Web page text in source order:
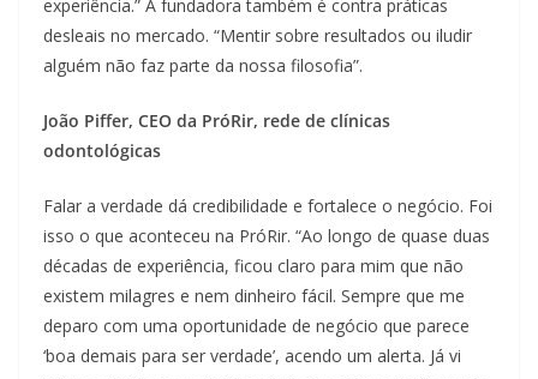
experiência.” A fundadora também é contra práticas
desleais no mercado. “Mentir sobre resultados ou iludir
alguém não faz parte da nossa filosofia”.
João Piffer, CEO da PróRir, rede de clínicas
odontológicas
Falar a verdade dá credibilidade e fortalece o negócio. Foi
isso o que aconteceu na PróRir. “Ao longo de quase duas
décadas de experiência, ficou claro para mim que não
existem milagres e nem dinheiro fácil. Sempre que me
deparo com uma oportunidade de negócio que parece
‘boa demais para ser verdade’, acendo um alerta. Já vi